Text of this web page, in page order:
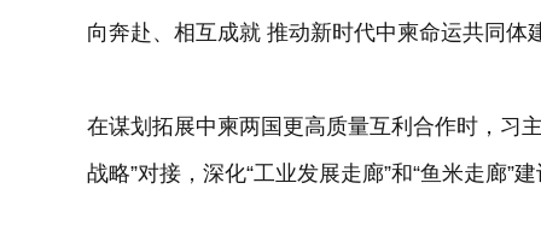
向奔赴、相互成就 推动新时代中柬命运共同体
在谋划拓展中柬两国更高质量互利合作时，习
战略”对接，深化“工业发展走廊”和“鱼米走廊”